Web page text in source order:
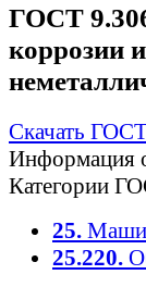
ГОСТ
коррозии
Скачать
Информация
Категории
25.
25.220.